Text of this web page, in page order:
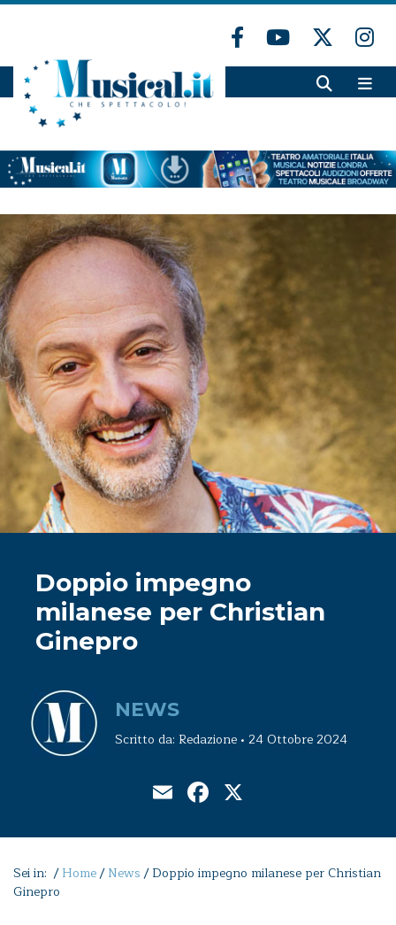
Doppio impegno
milanese per Christian
Ginepro
NEWS
Scritto da: Redazione • 24 Ottobre 2024
EmailFacebook
Sei in: /Home/News /Doppio impegno milanese per Christian
Ginepro